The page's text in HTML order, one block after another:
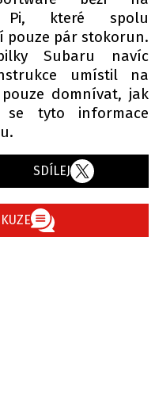
Pi, které spolu
pouze pár stokorun.
Subaru navíc
umístil na
domnívat, jak
tyto informace
SDÍLEJ